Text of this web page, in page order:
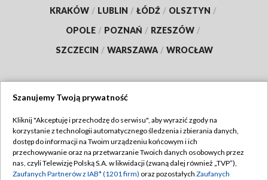
KRAKÓW / LUBLIN / ŁÓDŹ / OLSZTYN /
OPOLE / POZNAŃ / RZESZÓW /
SZCZECIN / WARSZAWA / WROCŁAW
TVP
Abonament TVP
Emisja w TVP
Regulamin TVP
Polityka prywatności
Szanujemy Twoją prywatność
Kliknij "Akceptuję i przechodzę do serwisu", aby wyrazić zgody na
korzystanie z technologii automatycznego śledzenia i zbierania danych,
dostęp do informacji na Twoim urządzeniu końcowym i ich
przechowywanie oraz na przetwarzanie Twoich danych osobowych przez
nas, czyli Telewizję Polską S.A. w likwidacji (zwaną dalej również „TVP”),
Zaufanych Partnerów z IAB* (1201 firm) oraz pozostałych Zaufanych